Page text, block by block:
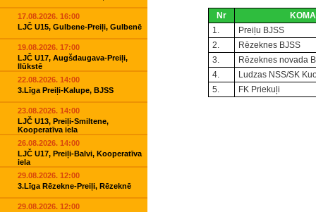
17.08.2026. 16:00
LJČ U15, Gulbene-Preiļi, Gulbenē
19.08.2026. 17:00
LJČ U17, Augšdaugava-Preiļi,
Ilūkstē
22.08.2026. 14:00
3.Līga Preiļi-Kalupe, BJSS
23.08.2026. 14:00
LJČ U13, Preiļi-Smiltene,
Kooperatīva iela
26.08.2026. 14:00
LJČ U17, Preiļi-Balvi, Kooperatīva
iela
29.08.2026. 12:00
3.Līga Rēzekne-Preiļi, Rēzeknē
29.08.2026. 12:00
Nr
1.
Preiļu BJSS
2.
Rēzeknes BJSS
3.
Rēzeknes novada
4.
Ludzas NSS/SK
5.
FK Priekuļi